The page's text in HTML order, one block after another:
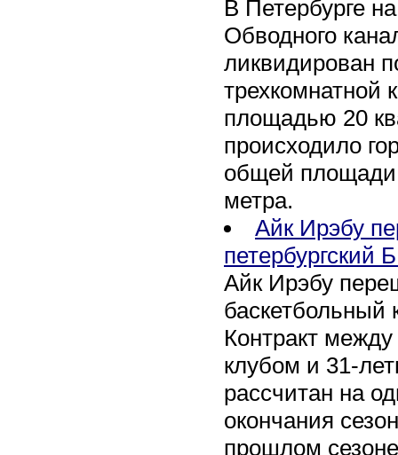
В Петербурге
Обводного
ликвидирован
трехкомнатной
площадью 20
происходило
общей площади
метра.
Айк Ирэбу
петербургский
Айк Ирэбу
баскетбольный
Контракт между
клубом и 31-
рассчитан на
окончания
прошлом